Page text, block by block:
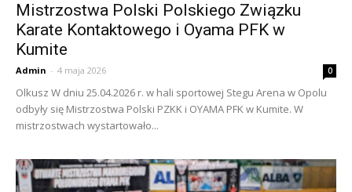
Mistrzostwa Polski Polskiego Związku
Karate Kontaktowego i Oyama PFK w
Kumite
Admin - 4 maja 2026 0
Olkusz W dniu 25.04.2026 r. w hali sportowej Stegu Arena w Opolu
odbyły się Mistrzostwa Polski PZKK i OYAMA PFK w Kumite. W
mistrzostwach wystartowało...